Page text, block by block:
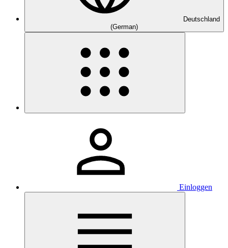
Deutschland
(German)
Einloggen